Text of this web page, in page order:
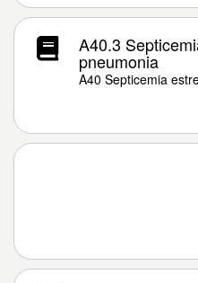
A40.3
pneumonia
A40 Septicemia